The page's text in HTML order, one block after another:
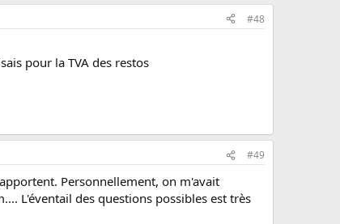
#48
pour la TVA des restos
#49
Personnellement, on m'avait
L'éventail des questions possibles est très